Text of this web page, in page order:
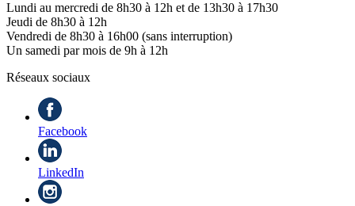
Lundi au mercredi de 8h30 à 12h et de 13h30 à 17h30
Jeudi de 8h30 à 12h
Vendredi de 8h30 à 16h00 (sans interruption)
Un samedi par mois de 9h à 12h
Réseaux sociaux
Facebook
LinkedIn